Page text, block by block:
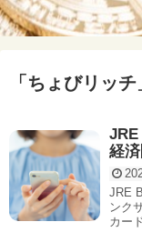
「 ちょびリッチ
JRE
経
JRE
ンク
カー